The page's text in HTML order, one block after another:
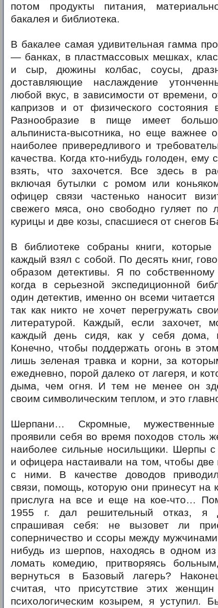
потом продукты питания,
бакалея и библиотека.
В бакалее самая удивительная гамма
— банках, в пластмассовых мешках,
и сыр, дюжины колбас, соусы,
доставляющие наслаждение
любой вкус, в зависимости от времени,
капризов и от физического
Разнообразие в пище имеет
альпиниста-высотника, но еще важнее
наиболее привередливого и
качества. Когда кто-нибудь голоден, ему
взять, что захочется. Все здесь в
включая бутылки с ромом или
офицер связи частенько наносит
свежего мяса, оно свободно гуляет по
курицы и две козы, спасшиеся от снегов
B библиотеке собраны книги,
каждый взял с собой. По десять книг,
образом детективы. Я по
когда в серьезной экспедиционной
один детектив, именно он всеми
так как никто не хочет перегружать
литературой. Каждый, если захочет,
каждый день сидя, как у себя дома,
Конечно, чтобы поддержать огонь в
лишь зеленая травка и корни, за
ежедневно, порой далеко от лагеря, и
дыма, чем огня. И тем не менее он
своим символическим теплом, и это
Шерпани… Скромные,
проявили себя во время походов столь
наиболее сильные носильщики. Шерпы с
и офицера настаивали на том, чтобы две
с ними. В качестве доводов
связи, помощь, которую они принесут на
прислуга на все и еще на кое-что…
1955 г. дал решительный отказ, я
спрашивая себя: не вызовет ли
соперничество и ссоры между
нибудь из шерпов, находясь в одном из
ломать комедию, притворяясь
вернуться в Базовый лагерь?
считая, что присутствие этих
психологическим козырем, я уступил.